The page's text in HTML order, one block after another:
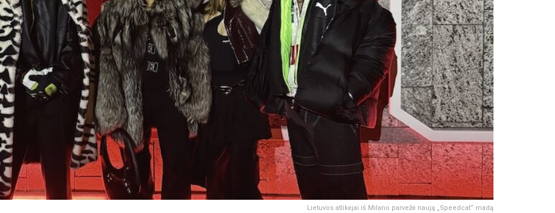
Lietuvos atlikėjai iš Milano parvežė naują „Speedcat“ madą